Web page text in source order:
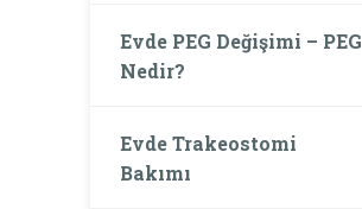
Evde PEG Değişimi – PEG
Nedir?
Evde Trakeostomi
Bakımı